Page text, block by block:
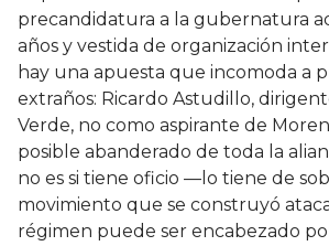
precandidatura a la gubernatura
años y vestida de organización
hay una apuesta que incomoda a
extraños: Ricardo Astudillo,
Verde, no como aspirante de
posible abanderado de toda la
no es si tiene oficio —lo tiene de
movimiento que se construyó
régimen puede ser encabezado